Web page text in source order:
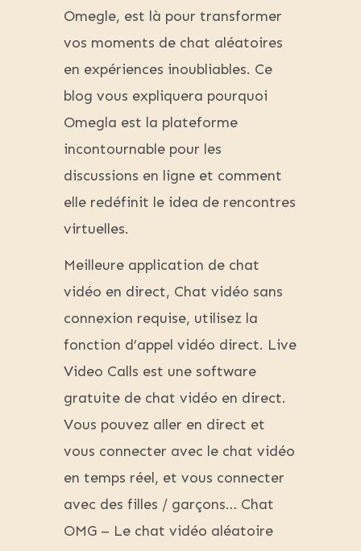
Omegle, est là pour transformer
vos moments de chat aléatoires
en expériences inoubliables. Ce
blog vous expliquera pourquoi
Omegla est la plateforme
incontournable pour les
discussions en ligne et comment
elle redéfinit le idea de rencontres
virtuelles.
Meilleure application de chat
vidéo en direct, Chat vidéo sans
connexion requise, utilisez la
fonction d’appel vidéo direct. Live
Video Calls est une software
gratuite de chat vidéo en direct.
Vous pouvez aller en direct et
vous connecter avec le chat vidéo
en temps réel, et vous connecter
avec des filles / garçons… Chat
OMG – Le chat vidéo aléatoire